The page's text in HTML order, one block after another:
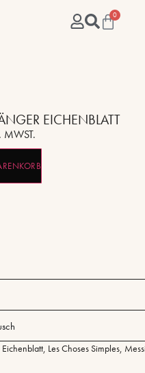
0
EICHENBLATT
MWST.
Eichenblatt, Les Choses Simples,